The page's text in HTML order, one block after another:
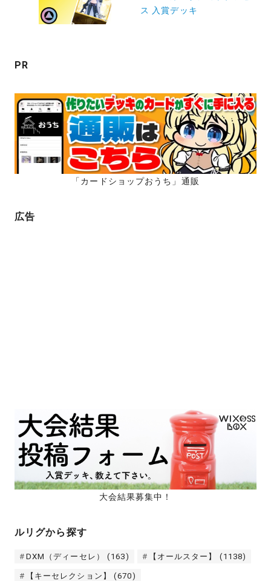
ン
ス 入賞デッキ
PR
「カードショップおうち」通販
広告
大会結果募集中！
ルリグから探す
DXM（ディーセレ） (163) 【オールスター】 (1138)
【キーセレクション】 (670)